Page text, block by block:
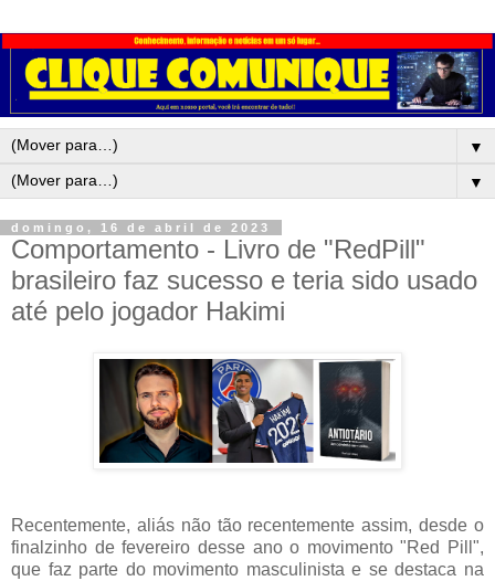
▼
▼
domingo, 16 de abril de 2023
Comportamento - Livro de "RedPill"
brasileiro faz sucesso e teria sido usado
até pelo jogador Hakimi
Recentemente, aliás não tão recentemente assim, desde o
finalzinho de fevereiro desse ano o movimento "Red Pill",
que faz parte do movimento masculinista e se destaca na